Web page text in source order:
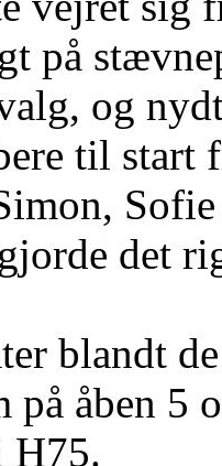
på
og
til start
det
blandt
på åben 5
H75.